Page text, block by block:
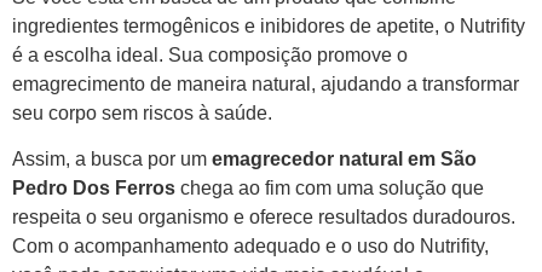
ingredientes termogênicos e inibidores de apetite, o Nutrifity
é a escolha ideal. Sua composição promove o
emagrecimento de maneira natural, ajudando a transformar
seu corpo sem riscos à saúde.
Assim, a busca por um emagrecedor natural em São
Pedro Dos Ferros chega ao fim com uma solução que
respeita o seu organismo e oferece resultados duradouros.
Com o acompanhamento adequado e o uso do Nutrifity,